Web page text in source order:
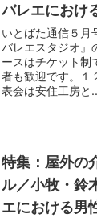
バレエにおけ
いとばた通信５月
バレエスタジオ』
ースはチケット制
者も歓迎です。１
表会は安住工房と
特集：屋外の
ル／小牧・鈴
エにおける男